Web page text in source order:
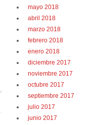
mayo 2018
abril 2018
marzo 2018
febrero 2018
enero 2018
diciembre 2017
noviembre 2017
octubre 2017
septiembre 2017
julio 2017
junio 2017